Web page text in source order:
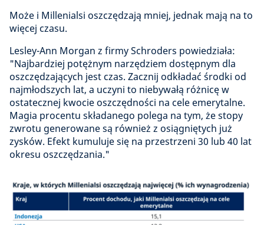
Może i Millenialsi oszczędzają mniej, jednak mają na to
więcej czasu.
Lesley-Ann Morgan z firmy Schroders powiedziała:
"Najbardziej potężnym narzędziem dostępnym dla
oszczędzających jest czas. Zacznij odkładać środki od
najmłodszych lat, a uczyni to niebywałą różnicę w
ostatecznej kwocie oszczędności na cele emerytalne.
Magia procentu składanego polega na tym, że stopy
zwrotu generowane są również z osiągniętych już
zysków. Efekt kumuluje się na przestrzeni 30 lub 40 lat
okresu oszczędzania."